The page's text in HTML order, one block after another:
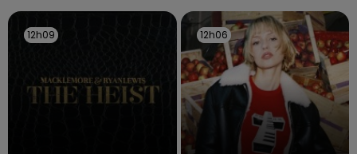
12h09
12h09 12h06
12h06